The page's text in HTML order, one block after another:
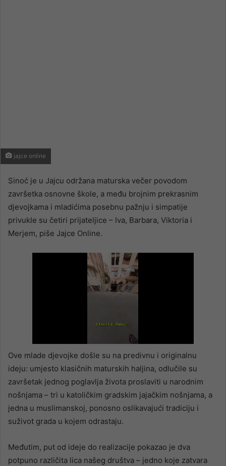
jajce online
Sinoć je u Jajcu održana maturska večer povodom
završetka osnovne škole, a među brojnim prekrasnim
djevojkama i mladićima posebnu pažnju i simpatije
privukle su četiri prijateljice – Iva, Barbara, Viktoria i
Merjem, piše Jajce Online.
Ove mlade djevojke došle su na predivnu i originalnu
ideju: umjesto klasičnih maturskih haljina, odlučile su
završetak jednog poglavlja života proslaviti u narodnim
nošnjama – tri u katoličkim gradskim jajačkim nošnjama, a
jedna u muslimanskoj, ponosno oslikavajući tradiciju i
suživot grada u kojem odrastaju.
Međutim, put od ideje do realizacije pokazao je dva
potpuno različita lica našeg društva – jedno koje zatvara